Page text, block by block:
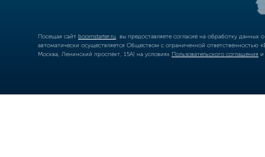
Посещая сайт boomstarter.ru , вы предоставляете согласие на обработку
автоматически осуществляется Обществом с ограниченной
Москва, Ленинский проспект, 15А) на условиях Пользовательского соглашения и